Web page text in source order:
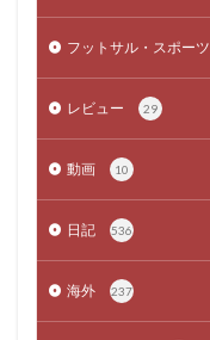
フットサル・スポーツ
レビュー 29
動画 10
日記 536
海外 237